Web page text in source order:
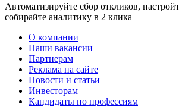
Автоматизируйте сбор откликов,
собирайте аналитику в 2 клика
О компании
Наши вакансии
Партнерам
Реклама на сайте
Новости и статьи
Инвесторам
Кандидаты по профессиям